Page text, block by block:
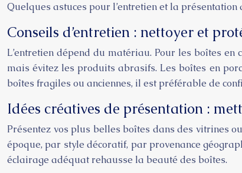
Quelques astuces pour l’entretien et la présentation
Conseils d’entretien : nettoyer et
L’entretien dépend du matériau. Pour les boîtes
mais évitez les produits abrasifs. Les boîtes en
boîtes fragiles ou anciennes, il est préférable de
Idées créatives de présentation :
Présentez vos plus belles boîtes dans des vitrines
époque, par style décoratif, par provenance
éclairage adéquat rehausse la beauté des boîtes.